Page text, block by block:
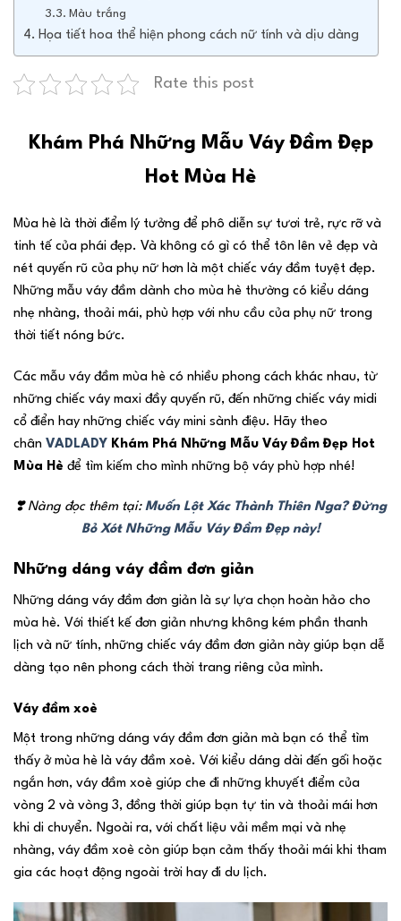
Màu trắng
Họa tiết hoa thể hiện phong cách nữ tính và dịu dàng
Rate this post
Khám Phá Những Mẫu Váy Đầm Đẹp
Hot Mùa Hè
Mùa hè là thời điểm lý tưởng để phô diễn sự tươi trẻ, rực rỡ và
tinh tế của phái đẹp. Và không có gì có thể tôn lên vẻ đẹp và
nét quyến rũ của phụ nữ hơn là một chiếc váy đầm tuyệt đẹp.
Những mẫu váy đầm dành cho mùa hè thường có kiểu dáng
nhẹ nhàng, thoải mái, phù hợp với nhu cầu của phụ nữ trong
thời tiết nóng bức.
Các mẫu váy đầm mùa hè có nhiều phong cách khác nhau, từ
những chiếc váy maxi đầy quyến rũ, đến những chiếc váy midi
cổ điển hay những chiếc váy mini sành điệu. Hãy theo
chân VADLADY Khám Phá Những Mẫu Váy Đầm Đẹp Hot
Mùa Hè để tìm kiếm cho mình những bộ váy phù hợp nhé!
❣️Nàng đọc thêm tại: Muốn Lột Xác Thành Thiên Nga? Đừng
Bỏ Xót Những Mẫu Váy Đầm Đẹp này!
Những dáng váy đầm đơn giản
Những dáng váy đầm đơn giản là sự lựa chọn hoàn hảo cho
mùa hè. Với thiết kế đơn giản nhưng không kém phần thanh
lịch và nữ tính, những chiếc váy đầm đơn giản này giúp bạn dễ
dàng tạo nên phong cách thời trang riêng của mình.
Váy đầm xoè
Một trong những dáng váy đầm đơn giản mà bạn có thể tìm
thấy ở mùa hè là váy đầm xoè. Với kiểu dáng dài đến gối hoặc
ngắn hơn, váy đầm xoè giúp che đi những khuyết điểm của
vòng 2 và vòng 3, đồng thời giúp bạn tự tin và thoải mái hơn
khi di chuyển. Ngoài ra, với chất liệu vải mềm mại và nhẹ
nhàng, váy đầm xoè còn giúp bạn cảm thấy thoải mái khi tham
gia các hoạt động ngoài trời hay đi du lịch.